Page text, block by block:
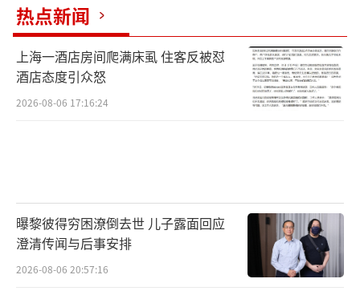
热点新闻
上海一酒店房间爬满床虱 住客反被怼
酒店态度引众怒
2026-08-06 17:16:24
曝黎彼得穷困潦倒去世 儿子露面回应
澄清传闻与后事安排
2026-08-06 20:57:16